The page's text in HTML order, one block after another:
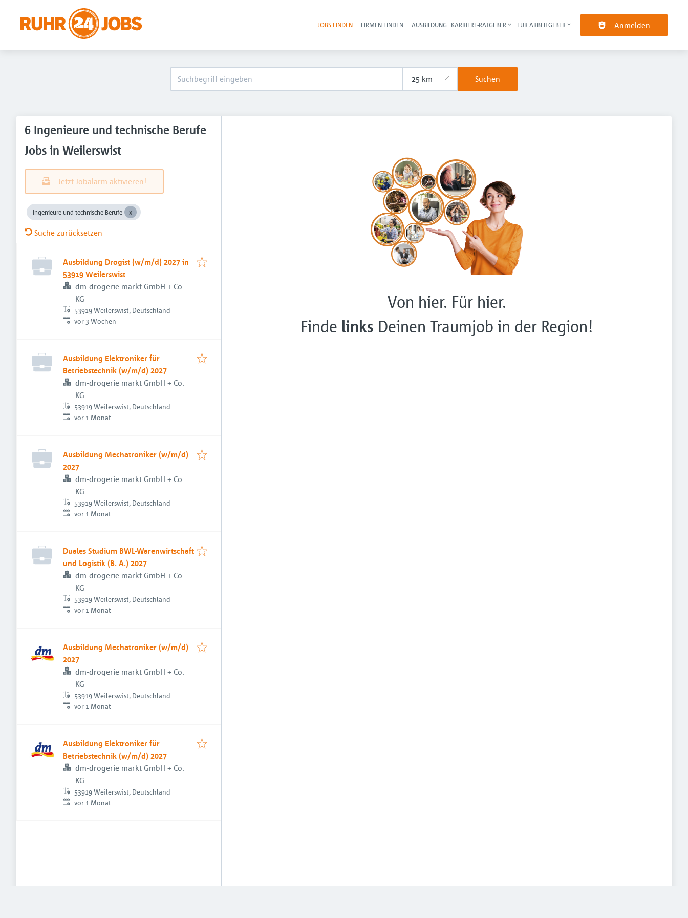
Haupt-Navigation
JOBS FINDEN FIRMEN FINDEN AUSBILDUNG KARRIERE-RATGEBER FÜR ARBEITGEBER Anmelden
Suchen
6 Ingenieure und technische Berufe
Jobs in Weilerswist
Jetzt Jobalarm aktivieren!
Ingenieure und technische Berufe
Suche zurücksetzen
Ausbildung Drogist (w/m/d) 2027 in
53919 Weilerswist
dm-drogerie markt GmbH + Co.
KG
53919 Weilerswist, Deutschland
Veröffentlicht:
vor 3 Wochen
Ausbildung Elektroniker für
Betriebstechnik (w/m/d) 2027
dm-drogerie markt GmbH + Co.
KG
53919 Weilerswist, Deutschland
Veröffentlicht:
vor 1 Monat
Ausbildung Mechatroniker (w/m/d)
2027
dm-drogerie markt GmbH + Co.
KG
53919 Weilerswist, Deutschland
Veröffentlicht:
vor 1 Monat
Duales Studium BWL-Warenwirtschaft
und Logistik (B. A.) 2027
dm-drogerie markt GmbH + Co.
KG
53919 Weilerswist, Deutschland
Veröffentlicht:
vor 1 Monat
Ausbildung Mechatroniker (w/m/d)
2027
dm-drogerie markt GmbH + Co.
KG
53919 Weilerswist, Deutschland
Veröffentlicht:
vor 1 Monat
Ausbildung Elektroniker für
Betriebstechnik (w/m/d) 2027
dm-drogerie markt GmbH + Co.
KG
53919 Weilerswist, Deutschland
Veröffentlicht:
vor 1 Monat
Von hier. Für hier.
Finde links Deinen Traumjob in der Region!